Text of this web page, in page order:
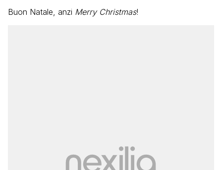
Buon Natale, anzi Merry Christmas!